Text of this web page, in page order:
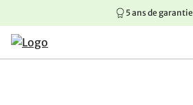
Aller au contenu principal
Aller à la navigation principale
Aller au pied de page
5 ans de garantie